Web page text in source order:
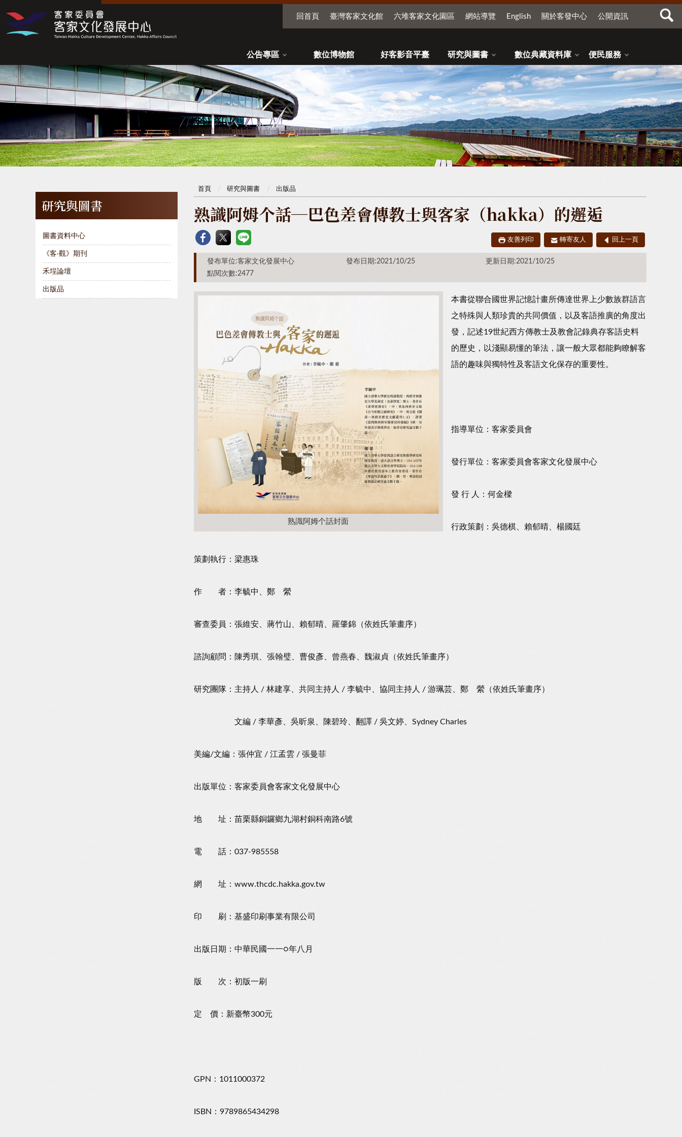
回首頁 臺灣客家文化館 六堆客家文化園區 網站導覽 English 關於客發中心 公開資訊
公告專區 數位博物館 好客影音平臺 研究與圖書 數位典藏資料庫 便民服務
研究與圖書
圖書資料中心
《客‧觀》期刊
禾埕論壇
出版品
首頁 研究與圖書 出版品
熟識阿姆个話─巴色差會傳教士與客家（hakka）的邂逅
友善列印 轉寄友人 回上一頁
發布單位:客家文化發展中心 發布日期:2021/10/25
更新日期:2021/10/25
點閱次數:2477
熟識阿姆个話封面
本書從聯合國世界記憶計畫所傳達世界上少數族群語言
之特殊與人類珍貴的共同價值，以及客語推廣的角度出
發，記述19世紀西方傳教士及教會記錄典存客語史料
的歷史，以淺顯易懂的筆法，讓一般大眾都能夠瞭解客
語的趣味與獨特性及客語文化保存的重要性。
指導單位：客家委員會
發行單位：客家委員會客家文化發展中心
發 行 人：何金樑
行政策劃：吳德棋、賴郁晴、楊國廷
策劃執行：梁惠珠
作 者：李毓中、鄭 縈
審查委員：張維安、蔣竹山、賴郁晴、羅肇錦（依姓氏筆畫序）
諮詢顧問：陳秀琪、張翰璧、曹俊彥、曾燕春、魏淑貞（依姓氏筆畫序）
研究團隊：主持人 / 林建享、共同主持人 / 李毓中、協同主持人 / 游珮芸、鄭 縈（依姓氏筆畫序）
文編 / 李華彥、吳昕泉、陳碧玲、翻譯 / 吳文婷、Sydney Charles
美編/文編：張仲宜 / 江孟雲 / 張曼菲
出版單位：客家委員會客家文化發展中心
地 址：苗栗縣銅鑼鄉九湖村銅科南路6號
電 話：037-985558
網 址：www.thcdc.hakka.gov.tw
印 刷：基盛印刷事業有限公司
出版日期：中華民國一一○年八月
版 次：初版一刷
定 價：新臺幣300元
GPN：1011000372
ISBN：9789865434298